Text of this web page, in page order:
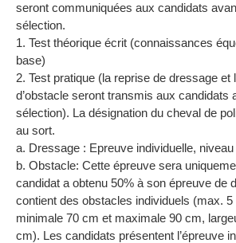
seront communiquées aux candidats
sélection.
1. Test théorique écrit (connaissances
base)
2. Test pratique (la reprise de dressage et
d’obstacle seront transmis aux candidats
sélection). La désignation du cheval de
au sort.
a. Dressage : Epreuve individuelle, niveau
b. Obstacle: Cette épreuve sera
candidat a obtenu 50% à son épreuve de
contient des obstacles individuels (max.
minimale 70 cm et maximale 90 cm,
cm). Les candidats présentent l’épreuve